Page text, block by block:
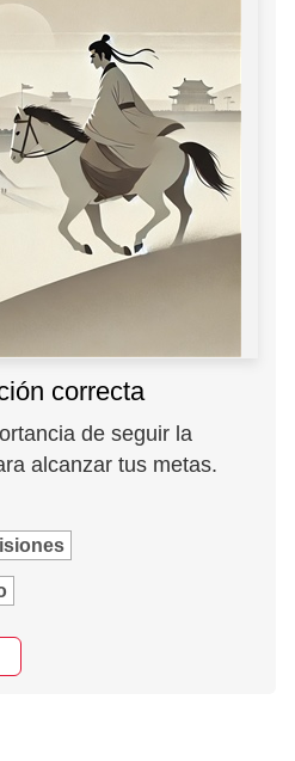
correcta
de seguir la
alcanzar tus metas.